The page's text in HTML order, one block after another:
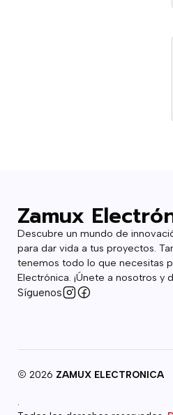
Zamux
Descubre un mundo de
para dar vida a tus proyectos.
tenemos todo lo que necesitas
Electrónica. ¡Únete a nosotros y
Síguenos
2026 ZAMUX ELECTRONICA
.